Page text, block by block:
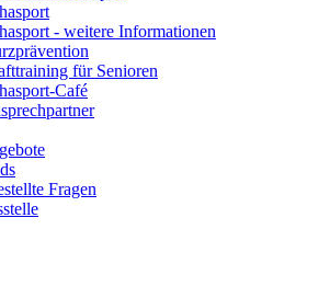
- weitere Informationen
für Senioren
Café
Fragen